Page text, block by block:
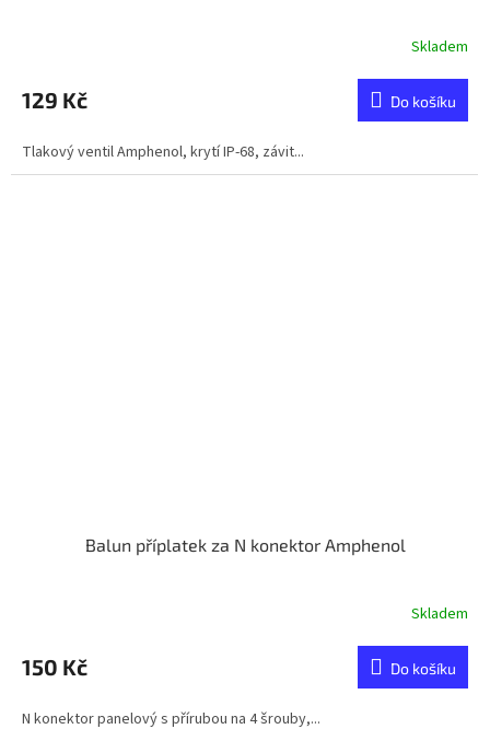
Skladem
129 Kč Do košíku
Tlakový ventil Amphenol, krytí IP-68, závit...
Balun příplatek za N konektor Amphenol
Skladem
150 Kč Do košíku
N konektor panelový s přírubou na 4 šrouby,...